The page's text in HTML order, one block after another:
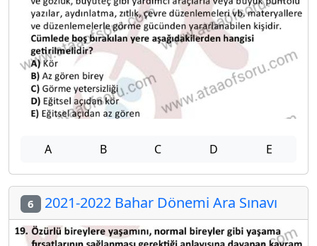
A B C D E
6 2021-2022 Bahar Dönemi Ara Sınavı